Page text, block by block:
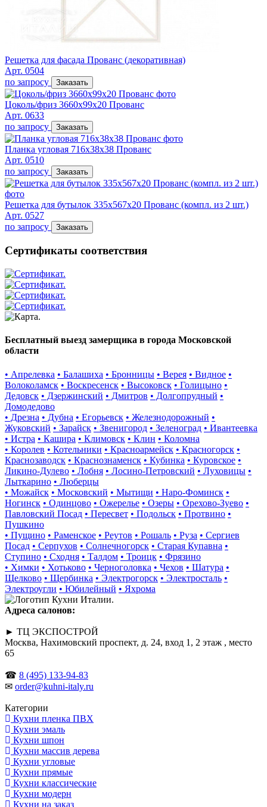
Решетка для фасада Прованс (декоративная)
Арт. 0504
по запросу
Заказать
Цоколь/фриз 3660х99х20 Прованс
Арт. 0633
по запросу
Заказать
Планка угловая 716х38х38 Прованс
Арт. 0510
по запросу
Заказать
Решетка для бутылок 335х567х20 Прованс (компл. из 2 шт.)
Арт. 0527
по запросу
Заказать
Сертификаты соответствия
Бесплатный выезд замерщика в города Московской
области
• Апрелевка • Балашиха • Бронницы • Верея • Видное •
Волоколамск • Воскресенск • Высоковск • Голицыно •
Дедовск • Дзержинский • Дмитров • Долгопрудный •
Домодедово
• Дрезна • Дубна • Егорьевск • Железнодорожный •
Жуковский • Зарайск • Звенигород • Зеленоград • Ивантеевка
• Истра • Кашира • Климовск • Клин • Коломна
• Королев • Котельники • Красноармейск • Красногорск •
Краснозаводск • Краснознаменск • Кубинка • Куровское •
Ликино-Дулево • Лобня • Лосино-Петровский • Луховицы •
Лыткарино • Люберцы
• Можайск • Московский • Мытищи • Наро-Фоминск •
Ногинск • Одинцово • Ожерелье • Озеры • Орехово-Зуево •
Павловский Посад • Пересвет • Подольск • Протвино •
Пушкино
• Пущино • Раменское • Реутов • Рошаль • Руза • Сергиев
Посад • Серпухов • Солнечногорск • Старая Купавна •
Ступино • Сходня • Талдом • Троицк • Фрязино
• Химки • Хотьково • Черноголовка • Чехов • Шатура •
Щелково • Щербинка • Электрогорск • Электросталь •
Электроугли • Юбилейный • Яхрома
Адреса салонов:
► ТЦ ЭКСПОСТРОЙ
Москва, Нахимовский проспект, д. 24, вход 1, 2 этаж , место
65
☎ 8 (495) 133-94-83
✉ order@kuhni-italy.ru
Категории
Кухни пленка ПВХ
Кухни эмаль
Кухни шпон
Кухни массив дерева
Кухни угловые
Кухни прямые
Кухни классические
Кухни модерн
Кухни на заказ